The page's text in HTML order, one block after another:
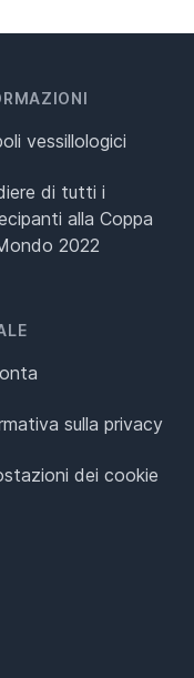
vessillologici
di tutti i
alla Coppa
2022
sulla privacy
dei cookie